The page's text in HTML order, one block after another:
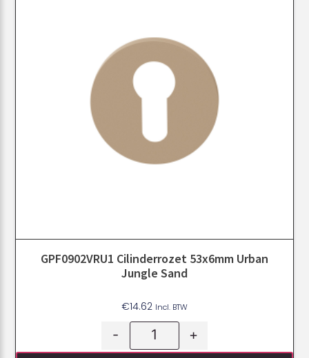
GPF0902VRU1 Cilinderrozet 53x6mm Urban
Jungle Sand
€14.62 Incl. BTW
- +